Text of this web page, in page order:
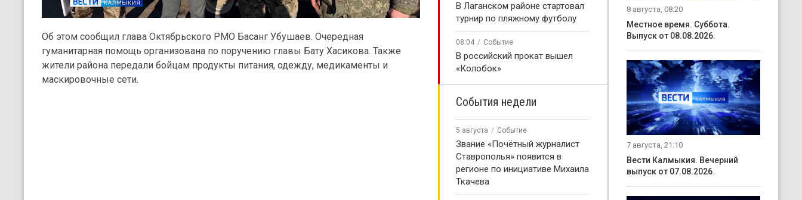
Об этом сообщил глава Октябрьского РМО Басанг Убушаев. Очередная
гуманитарная помощь организована по поручению главы Бату Хасикова. Также
жители района передали бойцам продукты питания, одежду, медикаменты и
маскировочные сети.
В Лаганском районе стартовал
турнир по пляжному футболу
08:04 Событие
В российский прокат вышел
«Колобок»
События недели
5 августа Событие
Звание «Почётный журналист
Ставрополья» появится в
регионе по инициативе Михаила
Ткачева
8 августа, 08:20
Местное время. Суббота.
Выпуск от 08.08.2026.
7 августа, 21:10
Вести Калмыкия. Вечерний
выпуск от 07.08.2026.